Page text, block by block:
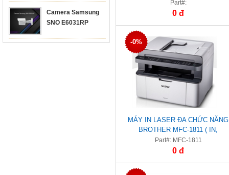
Camera Samsung
SNO E6031RP
Part#:
0 đ
-0%
MÁY IN LASER ĐA CHỨC NĂNG
BROTHER MFC-1811 ( IN,
SCAN,COPY,FAX)
Part#: MFC-1811
0 đ